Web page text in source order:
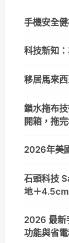
手機安全
科技新知
移居馬來
鎖水拖布
開箱，拖
2026年美
石頭科技
地＋
2026 最新
功能與省